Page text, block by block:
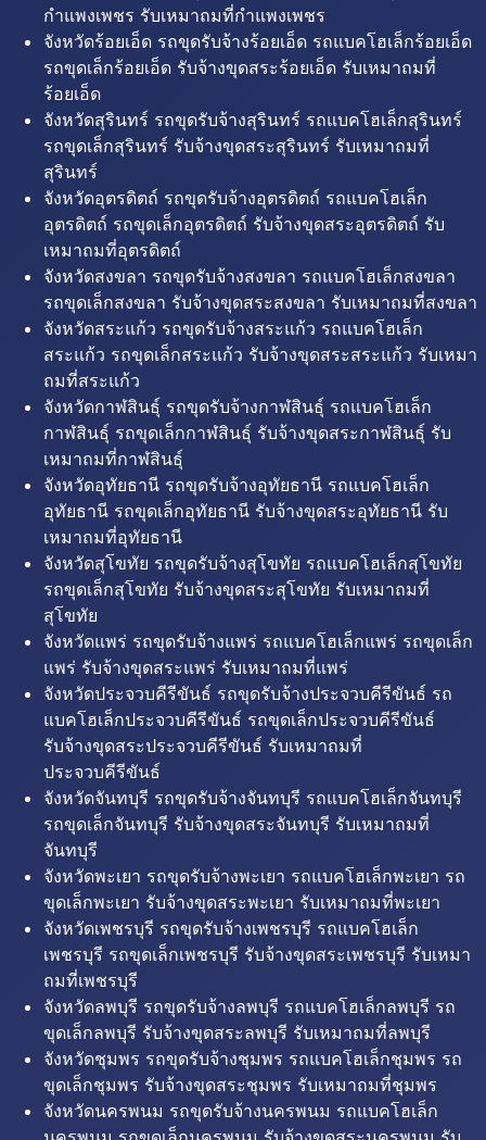
กำแพงเพชร รับเหมาถมที่กำแพงเพชร
จังหวัดร้อยเอ็ด รถขุดรับจ้างร้อยเอ็ด รถแบคโฮเล็กร้อยเอ็ด
รถขุดเล็กร้อยเอ็ด รับจ้างขุดสระร้อยเอ็ด รับเหมาถมที่
ร้อยเอ็ด
จังหวัดสุรินทร์ รถขุดรับจ้างสุรินทร์ รถแบคโฮเล็กสุรินทร์
รถขุดเล็กสุรินทร์ รับจ้างขุดสระสุรินทร์ รับเหมาถมที่
สุรินทร์
จังหวัดอุตรดิตถ์ รถขุดรับจ้างอุตรดิตถ์ รถแบคโฮเล็ก
อุตรดิตถ์ รถขุดเล็กอุตรดิตถ์ รับจ้างขุดสระอุตรดิตถ์ รับ
เหมาถมที่อุตรดิตถ์
จังหวัดสงขลา รถขุดรับจ้างสงขลา รถแบคโฮเล็กสงขลา
รถขุดเล็กสงขลา รับจ้างขุดสระสงขลา รับเหมาถมที่สงขลา
จังหวัดสระแก้ว รถขุดรับจ้างสระแก้ว รถแบคโฮเล็ก
สระแก้ว รถขุดเล็กสระแก้ว รับจ้างขุดสระสระแก้ว รับเหมา
ถมที่สระแก้ว
จังหวัดกาฬสินธุ์ รถขุดรับจ้างกาฬสินธุ์ รถแบคโฮเล็ก
กาฬสินธุ์ รถขุดเล็กกาฬสินธุ์ รับจ้างขุดสระกาฬสินธุ์ รับ
เหมาถมที่กาฬสินธุ์
จังหวัดอุทัยธานี รถขุดรับจ้างอุทัยธานี รถแบคโฮเล็ก
อุทัยธานี รถขุดเล็กอุทัยธานี รับจ้างขุดสระอุทัยธานี รับ
เหมาถมที่อุทัยธานี
จังหวัดสุโขทัย รถขุดรับจ้างสุโขทัย รถแบคโฮเล็กสุโขทัย
รถขุดเล็กสุโขทัย รับจ้างขุดสระสุโขทัย รับเหมาถมที่
สุโขทัย
จังหวัดแพร่ รถขุดรับจ้างแพร่ รถแบคโฮเล็กแพร่ รถขุดเล็ก
แพร่ รับจ้างขุดสระแพร่ รับเหมาถมที่แพร่
จังหวัดประจวบคีรีขันธ์ รถขุดรับจ้างประจวบคีรีขันธ์ รถ
แบคโฮเล็กประจวบคีรีขันธ์ รถขุดเล็กประจวบคีรีขันธ์
รับจ้างขุดสระประจวบคีรีขันธ์ รับเหมาถมที่
ประจวบคีรีขันธ์
จังหวัดจันทบุรี รถขุดรับจ้างจันทบุรี รถแบคโฮเล็กจันทบุรี
รถขุดเล็กจันทบุรี รับจ้างขุดสระจันทบุรี รับเหมาถมที่
จันทบุรี
จังหวัดพะเยา รถขุดรับจ้างพะเยา รถแบคโฮเล็กพะเยา รถ
ขุดเล็กพะเยา รับจ้างขุดสระพะเยา รับเหมาถมที่พะเยา
จังหวัดเพชรบุรี รถขุดรับจ้างเพชรบุรี รถแบคโฮเล็ก
เพชรบุรี รถขุดเล็กเพชรบุรี รับจ้างขุดสระเพชรบุรี รับเหมา
ถมที่เพชรบุรี
จังหวัดลพบุรี รถขุดรับจ้างลพบุรี รถแบคโฮเล็กลพบุรี รถ
ขุดเล็กลพบุรี รับจ้างขุดสระลพบุรี รับเหมาถมที่ลพบุรี
จังหวัดชุมพร รถขุดรับจ้างชุมพร รถแบคโฮเล็กชุมพร รถ
ขุดเล็กชุมพร รับจ้างขุดสระชุมพร รับเหมาถมที่ชุมพร
จังหวัดนครพนม รถขุดรับจ้างนครพนม รถแบคโฮเล็ก